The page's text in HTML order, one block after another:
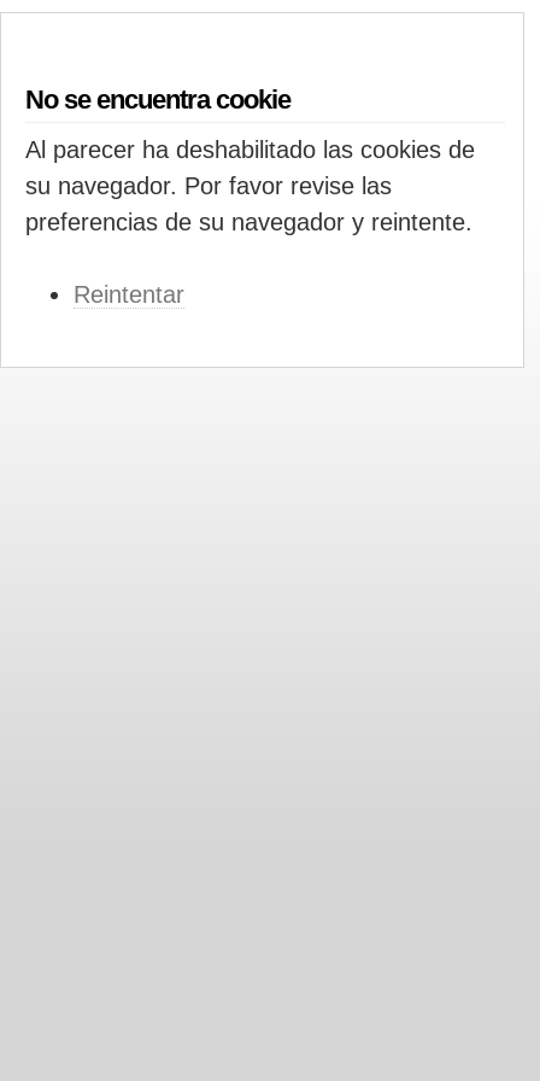
No se encuentra cookie
Al parecer ha deshabilitado las cookies de
su navegador. Por favor revise las
preferencias de su navegador y reintente.
Reintentar